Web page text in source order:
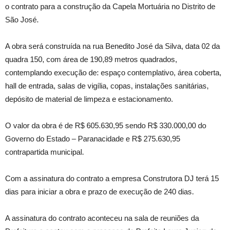
o contrato para a construção da Capela Mortuária no Distrito de
São José.
A obra será construída na rua Benedito José da Silva, data 02 da
quadra 150, com área de 190,89 metros quadrados,
contemplando execução de: espaço contemplativo, área coberta,
hall de entrada, salas de vigília, copas, instalações sanitárias,
depósito de material de limpeza e estacionamento.
O valor da obra é de R$ 605.630,95 sendo R$ 330.000,00 do
Governo do Estado – Paranacidade e R$ 275.630,95
contrapartida municipal.
Com a assinatura do contrato a empresa Construtora DJ terá 15
dias para iniciar a obra e prazo de execução de 240 dias.
A assinatura do contrato aconteceu na sala de reuniões da